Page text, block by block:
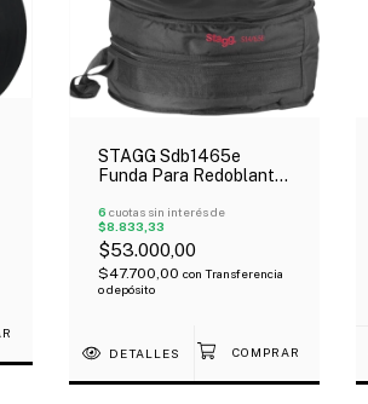
STAGG Sdb1465e
Funda Para Redoblante
10Mm
6 cuotas sin interés de
$8.833,33
$53.000,00
$47.700,00 con Transferencia
o depósito
DETALLES